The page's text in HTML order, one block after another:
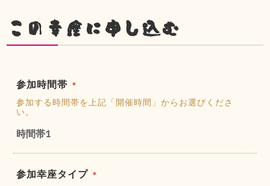
この幸座に申し込む
参加時間帯 ＊
参加する時間帯を上記「開催時間」からお選びくださ
い。
時間帯1
参加幸座タイプ ＊